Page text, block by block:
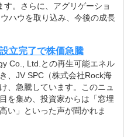
。さらに、アグリゲーショ
ハウを取り込み、今後の成長
立完了で株価急騰
Co., Ltd.との再生可能エネル
、JV SPC（株式会社Rock海
、急騰しています。このニュ
を集め、投資家からは「窓埋
い」といった声が聞かれま